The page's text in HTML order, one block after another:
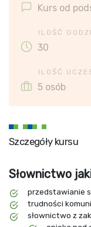
Kurs od
ILOŚĆ
30
ILOŚĆ
5 osób
Szczegóły kursu
Słownictwo
przedstawianie
trudności
słownictwo z